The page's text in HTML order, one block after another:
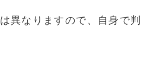
異なりますので、自身で